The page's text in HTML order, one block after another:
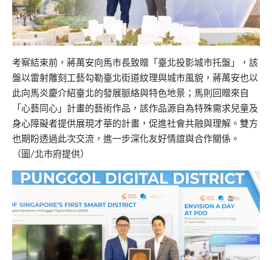
考察結束前，蔣萬安向馬市長致贈「臺北投影城市托盤」，該
盤以雷射雕刻工藝勾勒臺北街道紋理與城市風貌，蔣萬安也以
此向馬炎慶介紹臺北的發展脈絡與特色地景；馬則回贈來自
「心藝同心」計畫的藝術作品，該作品源自為特殊需求兒童及
身心障礙者提供展現才華的計畫，促進社會共融與理解。雙方
也期盼透過此次交流，進一步深化友好情誼與合作關係。
（圖/北市府提供）